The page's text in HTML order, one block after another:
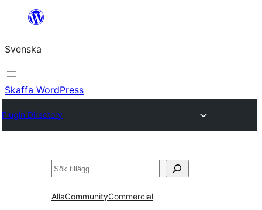
Hoppa
innehåll
Svenska
Skaffa WordPress
Plugin Directory
Sök
AllaCommunityCommercial